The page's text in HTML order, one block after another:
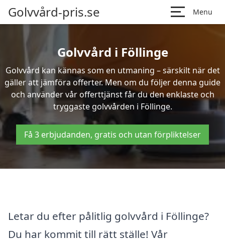
Golvvård-pris.se Menu
Golvvård i Föllinge
Golvvård kan kännas som en utmaning – särskilt när det
gäller att jämföra offerter. Men om du följer denna guide
och använder vår offerttjänst får du den enklaste och
tryggaste golvvården i Föllinge.
Få 3 erbjudanden, gratis och utan förpliktelser
Letar du efter pålitlig golvvård i Föllinge?
Du har kommit till rätt ställe! Vår